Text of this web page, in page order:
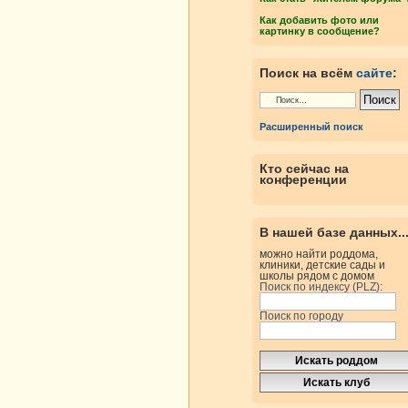
Как добавить фото или
картинку в сообщение?
Поиск на всём сайте:
Расширенный поиск
Кто сейчас на
конференции
В нашей базе данных...
можно найти роддома,
клиники, детские сады и
школы рядом с домом
Поиск по индексу (PLZ):
Поиск по городу